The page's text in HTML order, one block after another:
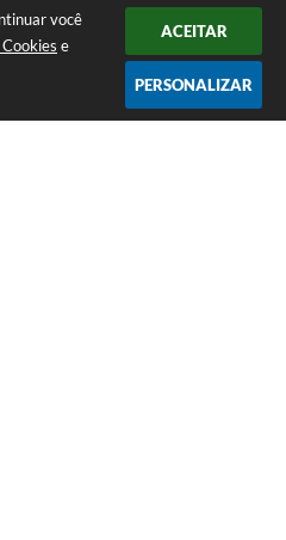
você
e
ACEITAR
PERSONALIZAR